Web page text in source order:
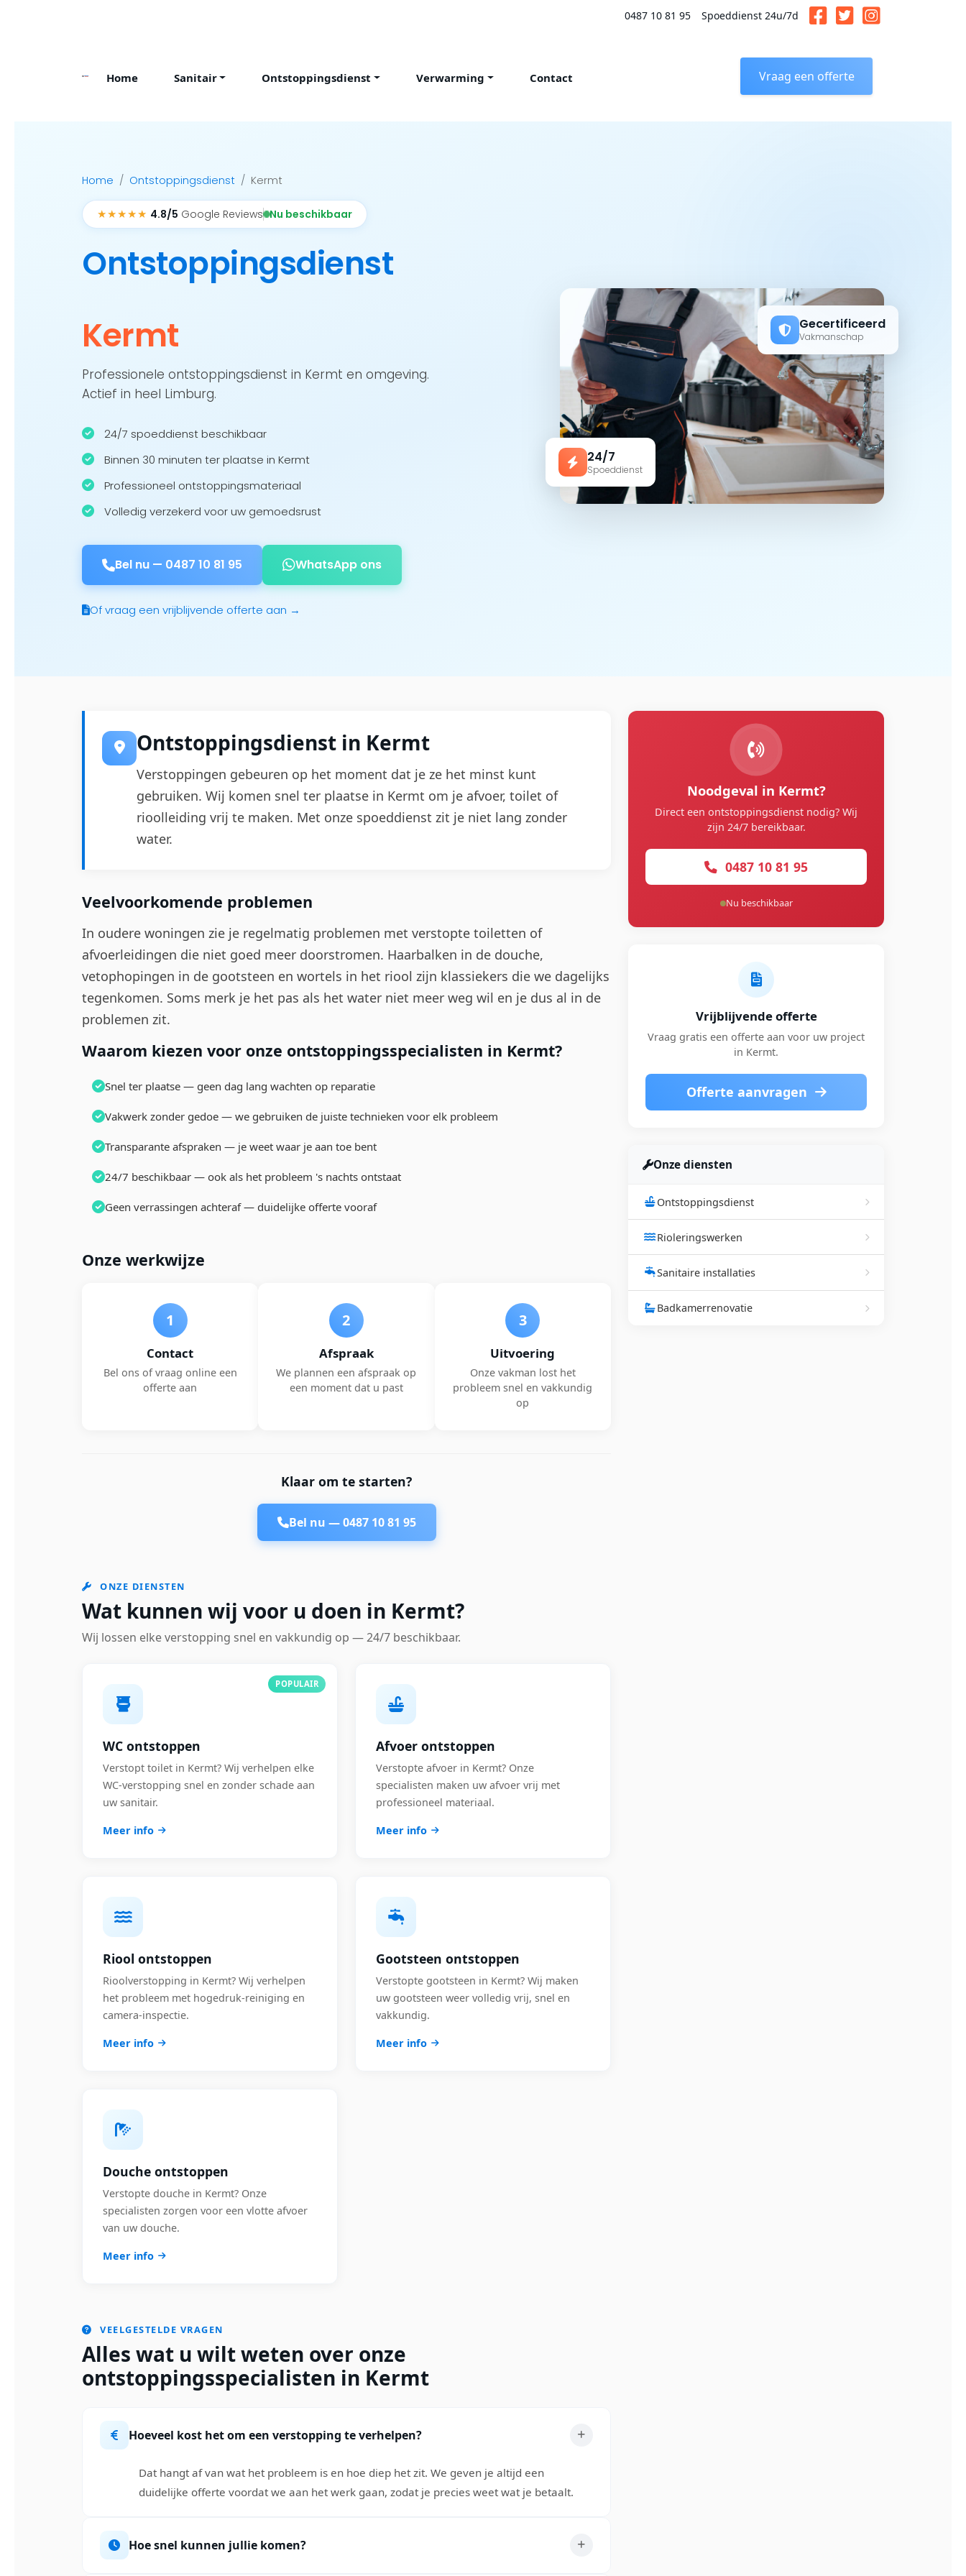
0487 10 81 95 Spoeddienst 24u/7d
Home Sanitair Ontstoppingsdienst Verwarming Contact Vraag een offerte
Home Ontstoppingsdienst Kermt
★★★★★ 4.8/5 Google Reviews Nu beschikbaar
Ontstoppingsdienst
Kermt
Professionele ontstoppingsdienst in Kermt en omgeving.
Actief in heel Limburg.
24/7 spoeddienst beschikbaar
Binnen 30 minuten ter plaatse in Kermt
Professioneel ontstoppingsmateriaal
Volledig verzekerd voor uw gemoedsrust
Bel nu — 0487 10 81 95 WhatsApp ons
Of vraag een vrijblijvende offerte aan →
24/7
Spoeddienst
Gecertificeerd
Vakmanschap
Ontstoppingsdienst in Kermt
Verstoppingen gebeuren op het moment dat je ze het minst kunt
gebruiken. Wij komen snel ter plaatse in Kermt om je afvoer, toilet of
rioolleiding vrij te maken. Met onze spoeddienst zit je niet lang zonder
water.
Veelvoorkomende problemen
In oudere woningen zie je regelmatig problemen met verstopte toiletten of
afvoerleidingen die niet goed meer doorstromen. Haarbalken in de douche,
vetophopingen in de gootsteen en wortels in het riool zijn klassiekers die we dagelijks
tegenkomen. Soms merk je het pas als het water niet meer weg wil en je dus al in de
problemen zit.
Waarom kiezen voor onze ontstoppingsspecialisten in Kermt?
Snel ter plaatse — geen dag lang wachten op reparatie
Vakwerk zonder gedoe — we gebruiken de juiste technieken voor elk probleem
Transparante afspraken — je weet waar je aan toe bent
24/7 beschikbaar — ook als het probleem 's nachts ontstaat
Geen verrassingen achteraf — duidelijke offerte vooraf
Onze werkwijze
1
Contact
Bel ons of vraag online een
offerte aan
2
Afspraak
We plannen een afspraak op
een moment dat u past
3
Uitvoering
Onze vakman lost het
probleem snel en vakkundig
op
Klaar om te starten?
Bel nu —0487 10 81 95
ONZE DIENSTEN
Wat kunnen wij voor u doen in Kermt?
Wij lossen elke verstopping snel en vakkundig op — 24/7 beschikbaar.
POPULAIR
WC ontstoppen
Verstopt toilet in Kermt? Wij verhelpen elke
WC-verstopping snel en zonder schade aan
uw sanitair.
Meer info
Afvoer ontstoppen
Verstopte afvoer in Kermt? Onze
specialisten maken uw afvoer vrij met
professioneel materiaal.
Meer info
Riool ontstoppen
Rioolverstopping in Kermt? Wij verhelpen
het probleem met hogedruk-reiniging en
camera-inspectie.
Meer info
Gootsteen ontstoppen
Verstopte gootsteen in Kermt? Wij maken
uw gootsteen weer volledig vrij, snel en
vakkundig.
Meer info
Douche ontstoppen
Verstopte douche in Kermt? Onze
specialisten zorgen voor een vlotte afvoer
van uw douche.
Meer info
VEELGESTELDE VRAGEN
Alles wat u wilt weten over onze
ontstoppingsspecialisten in Kermt
Hoeveel kost het om een verstopping te verhelpen?
Dat hangt af van wat het probleem is en hoe diep het zit. We geven je altijd een
duidelijke offerte voordat we aan het werk gaan, zodat je precies weet wat je betaalt.
Hoe snel kunnen jullie komen?
Noodgeval in Kermt?
Direct een ontstoppingsdienst nodig? Wij
zijn 24/7 bereikbaar.
0487 10 81 95
Nu beschikbaar
Vrijblijvende offerte
Vraag gratis een offerte aan voor uw project
in Kermt.
Offerte aanvragen
Onze diensten
Ontstoppingsdienst
Rioleringswerken
Sanitaire installaties
Badkamerrenovatie